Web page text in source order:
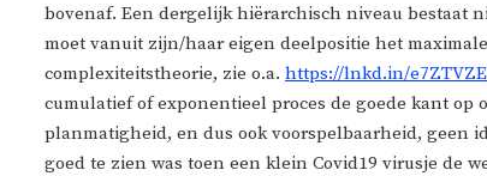
bovenaf. Een dergelijk hiërarchisch niveau bestaat
moet vanuit zijn/haar eigen deelpositie het
complexiteitstheorie, zie o.a. https://lnkd.in/
cumulatief of exponentieel proces de goede kant
planmatigheid, en dus ook voorspelbaarheid, geen
goed te zien was toen een klein Covid19 virusje de